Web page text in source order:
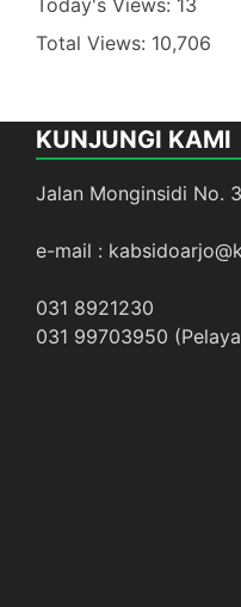
Total Views: 10,706
KUNJUNGI KAMI
Jalan Monginsidi No.
e-mail :
031 8921230
031 99703950